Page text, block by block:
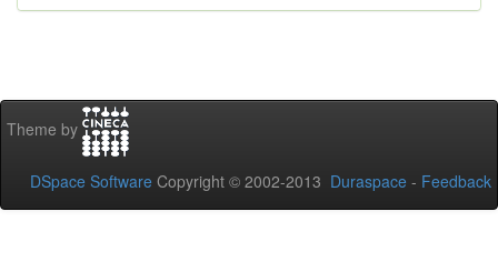
Theme by
DSpace Software Copyright © 2002-2013 Duraspace - Feedback